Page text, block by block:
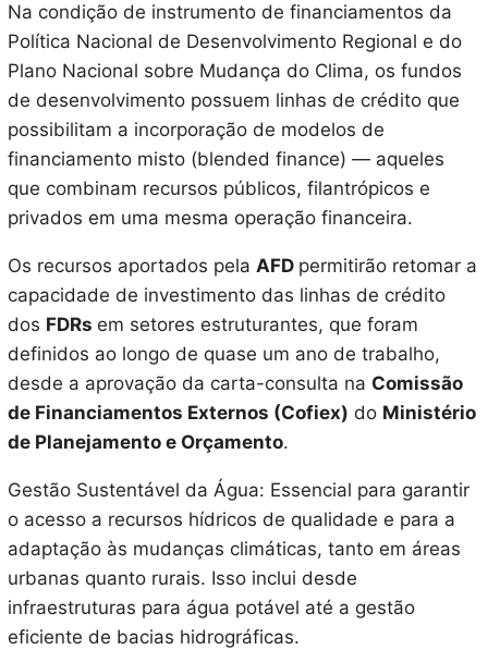
Na condição de instrumento de financiamentos da
Política Nacional de Desenvolvimento Regional e do
Plano Nacional sobre Mudança do Clima, os fundos
de desenvolvimento possuem linhas de crédito que
possibilitam a incorporação de modelos de
financiamento misto (blended finance) — aqueles
que combinam recursos públicos, filantrópicos e
privados em uma mesma operação financeira.
Os recursos aportados pela AFD permitirão retomar a
capacidade de investimento das linhas de crédito
dos FDRs em setores estruturantes, que foram
definidos ao longo de quase um ano de trabalho,
desde a aprovação da carta-consulta na Comissão
de Financiamentos Externos (Cofiex) do Ministério
de Planejamento e Orçamento.
Gestão Sustentável da Água: Essencial para garantir
o acesso a recursos hídricos de qualidade e para a
adaptação às mudanças climáticas, tanto em áreas
urbanas quanto rurais. Isso inclui desde
infraestruturas para água potável até a gestão
eficiente de bacias hidrográficas.